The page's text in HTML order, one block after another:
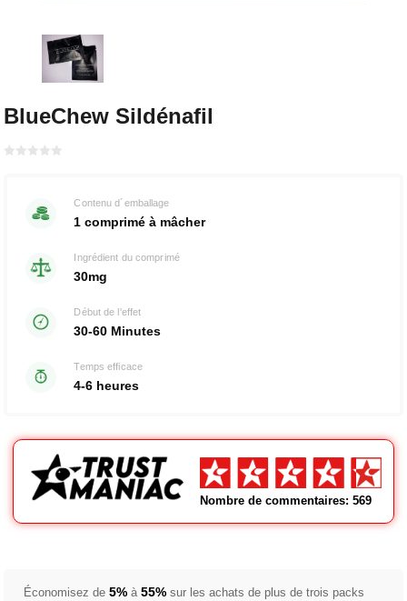
BlueChew Sildénafil
Contenu d´emballage
1 comprimé à mâcher
Ingrédient du comprimé
30mg
Début de l'effet
30-60 Minutes
Temps efficace
4-6 heures
Nombre de commentaires: 569
Économisez de5%à55%sur les achats de plus de trois packs